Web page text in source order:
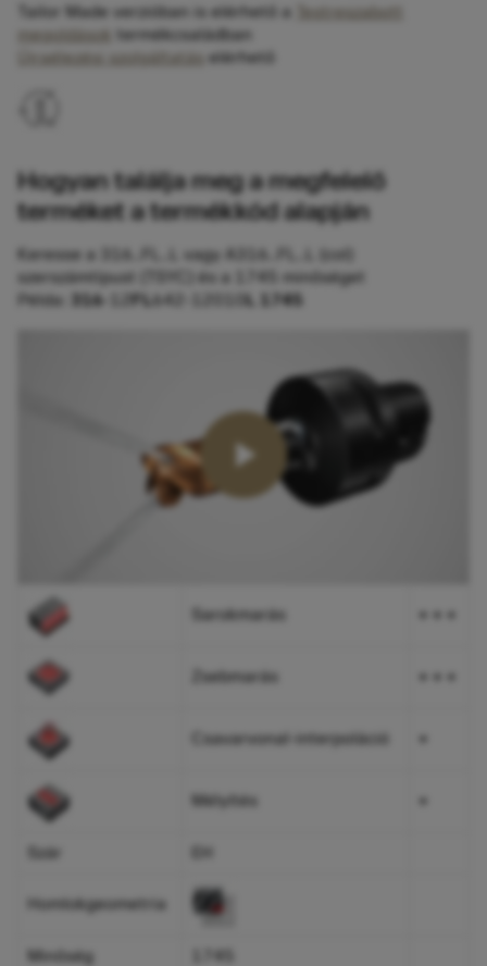
Tailor Made verzióban is elérhető a
Testreszabott
megoldások
termékcsaládban
Újraélezési szolgáltatás elérhető
Hogyan találja meg a megfelelő
terméket a termékkód alapján
Keresse a 316..FL..L vagy A316..FL..L (col)
szerszámtípust (TSYC) és a 1745 minőséget
Példa:
316 FL L 1745
Sarokmarás + + +
Zsebmarás + + +
Csavarvonal-interpoláció +
Mélyítés +
Szár
Homlokgeometria
Minőség